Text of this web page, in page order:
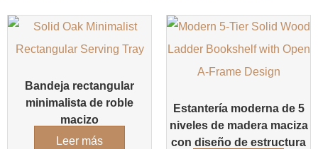
Bandeja rectangular
minimalista de roble
macizo
Leer más
Estantería moderna de 5
niveles de madera maciza
con diseño de estructura